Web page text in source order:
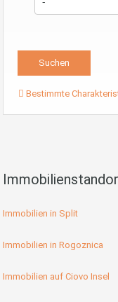
Bestimmte
Immobilien in Split
Immobilien in Rogoznica
Immobilien auf Ciovo Insel